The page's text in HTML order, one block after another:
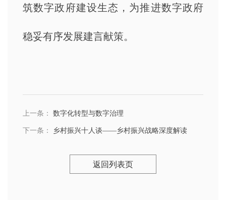
筑数字政府建设生态，为推进数字政府
稳妥有序发展建言献策。
上一条： 数字化转型与数字治理
下一条： 乡村振兴十人谈——乡村振兴战略深度解读
返回列表页